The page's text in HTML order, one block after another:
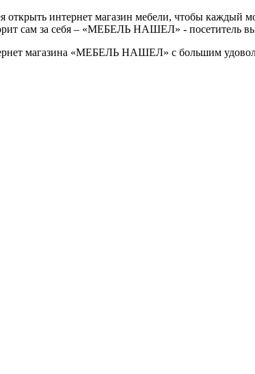
открыть интернет магазин мебели, чтобы каждый
сам за себя – «МЕБЕЛЬ НАШЕЛ» - посетитель
магазина «МЕБЕЛЬ НАШЕЛ» с большим